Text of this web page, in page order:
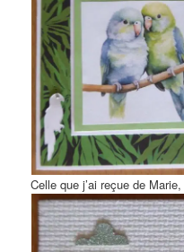
Celle que j’ai reçue de Marie,